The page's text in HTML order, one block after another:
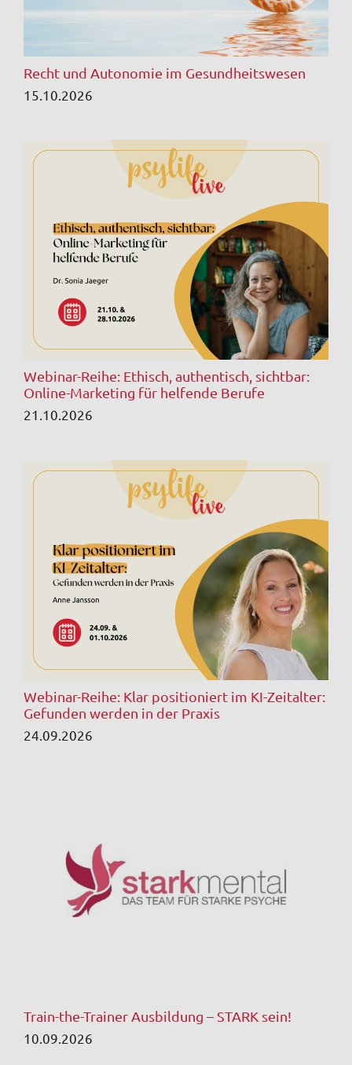
Recht und Autonomie im Gesundheitswesen
15.10.2026
Webinar-Reihe: Ethisch, authentisch, sichtbar:
Online-Marketing für helfende Berufe
21.10.2026
Webinar-Reihe: Klar positioniert im KI-Zeitalter:
Gefunden werden in der Praxis
24.09.2026
Train-the-Trainer Ausbildung – STARK sein!
10.09.2026